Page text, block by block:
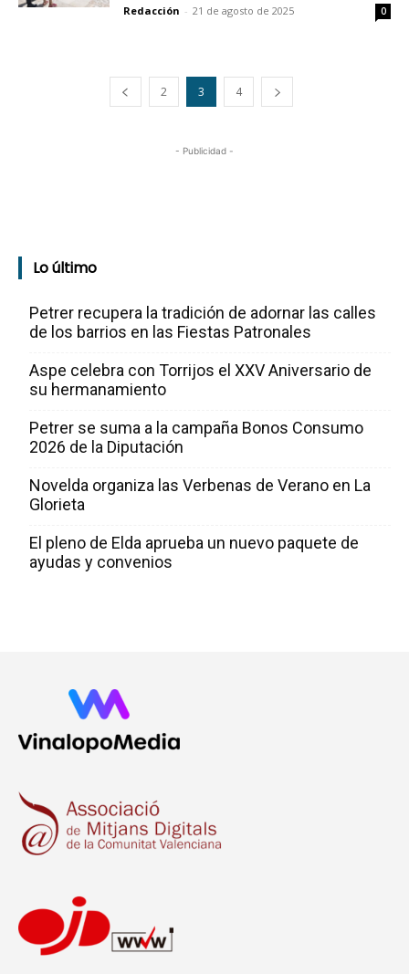
Redacción - 21 de agosto de 2025 0
2 3 4
- Publicidad -
Lo último
Petrer recupera la tradición de adornar las calles
de los barrios en las Fiestas Patronales
Aspe celebra con Torrijos el XXV Aniversario de
su hermanamiento
Petrer se suma a la campaña Bonos Consumo
2026 de la Diputación
Novelda organiza las Verbenas de Verano en La
Glorieta
El pleno de Elda aprueba un nuevo paquete de
ayudas y convenios